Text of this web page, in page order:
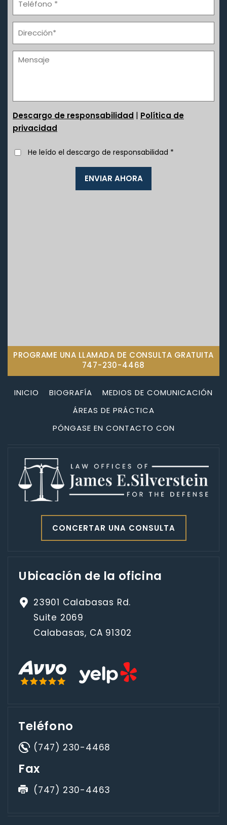
Descargo de responsabilidad | Política de
privacidad
He leído el descargo de responsabilidad *
PROGRAME UNA LLAMADA DE CONSULTA GRATUITA
747-230-4468
INICIO BIOGRAFÍA
MEDIOS DE COMUNICACIÓN
ÁREAS DE PRÁCTICA
PÓNGASE EN CONTACTO CON
CONCERTAR UNA CONSULTA
Ubicación de la oficina
23901 Calabasas Rd.
Suite 2069
Calabasas, CA 91302
Teléfono
(747) 230-4468
Fax
(747) 230-4463